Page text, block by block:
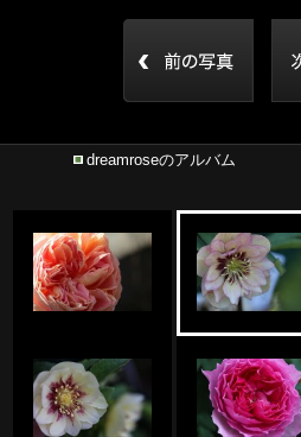
dreamroseのアルバム